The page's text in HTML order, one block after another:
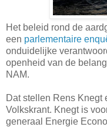
Het beleid rond de
een parlementaire
onduidelijke
openheid van de
NAM.
Dat stellen Rens Knegt
Volkskrant. Knegt is
generaal Energie